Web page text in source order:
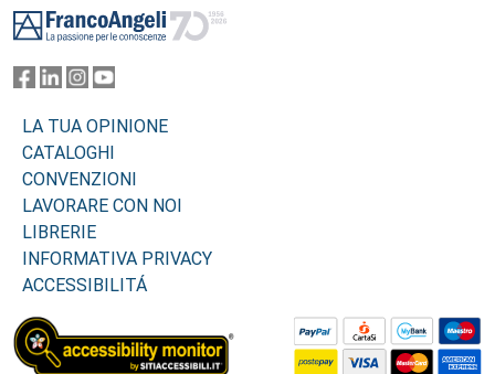
LA TUA OPINIONE
CATALOGHI
CONVENZIONI
LAVORARE CON NOI
LIBRERIE
INFORMATIVA PRIVACY
ACCESSIBILITÁ